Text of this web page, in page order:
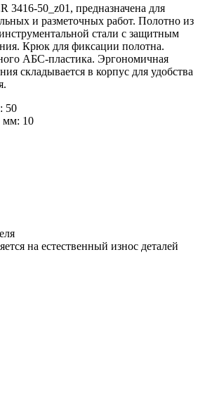
3416-50_z01, предназначена для
и разметочных работ. Полотно из
стали с защитным
Крюк для фиксации полотна.
АБС-пластика. Эргономичная
складывается в корпус для удобства
50
10
на естественный износ деталей